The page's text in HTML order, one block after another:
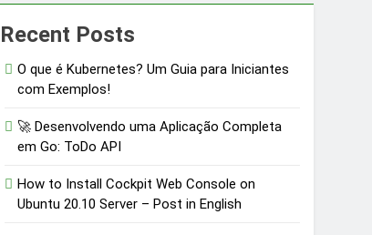
Recent Posts
O que é Kubernetes? Um Guia para Iniciantes
com Exemplos!
🚀 Desenvolvendo uma Aplicação Completa
em Go: ToDo API
How to Install Cockpit Web Console on
Ubuntu 20.10 Server – Post in English